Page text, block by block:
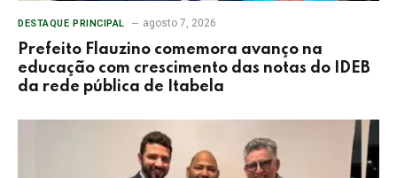
DESTAQUE PRINCIPAL agosto 7, 2026
Prefeito Flauzino comemora avanço na
educação com crescimento das notas do IDEB
da rede pública de Itabela